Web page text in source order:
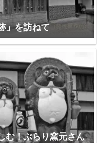
」を訪ねて
む！ぶらり窯元さん